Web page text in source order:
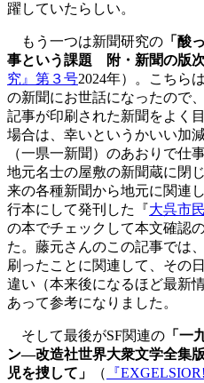
躍していたらしい。
もう一つは新聞研究の 「酸
事という課題 附・新聞の版次
究』第３号2024年）。こちら
の新聞にお世話になったので
記事が印刷された新聞をよく
場合は、幸いというかいい加
（一県一新聞）のあおりで仕
地元名士の屋敷の新聞蔵に閉
来の各種新聞から地元に関連
行本にして発刊した『大呉市
の本でチェックして本文確認
た。藤元さんのこの記事では
刷ったことに関連して、その
違い（本来後になるほど最新
あって参考になりました。
そして最後がSF関連の 「一
ン―改造社世界大衆文学全集
児を捜して」
（ 『